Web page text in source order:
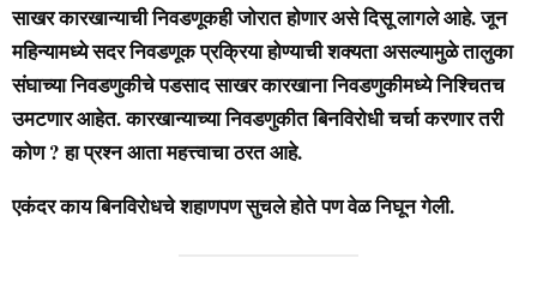
साखर कारखान्याची निवडणूकही जोरात होणार असे दिसू लागले आहे. जून
महिन्यामध्ये सदर निवडणूक प्रक्रिया होण्याची शक्यता असल्यामुळे तालुका
संघाच्या निवडणुकीचे पडसाद साखर कारखाना निवडणुकीमध्ये निश्चितच
उमटणार आहेत. कारखान्याच्या निवडणुकीत बिनविरोधी चर्चा करणार तरी
कोण ? हा प्रश्न आता महत्त्वाचा ठरत आहे.
एकंदर काय बिनविरोधचे शहाणपण सुचले होते पण वेळ निघून गेली.